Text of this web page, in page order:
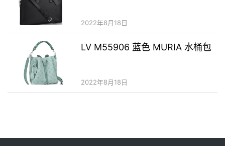
2022年8月18日
LV M55906 蓝色 MURIA 水桶包
2022年8月18日